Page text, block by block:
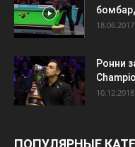
18.06.2017
Ронни
10.12.2018
ПОПУЛЯРНЫЕ